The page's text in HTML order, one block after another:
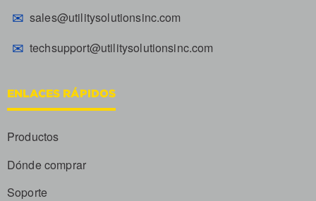
✉ sales@utilitysolutionsinc.com
✉ techsupport@utilitysolutionsinc.com
ENLACES RÁPIDOS
Productos
Dónde comprar
Soporte